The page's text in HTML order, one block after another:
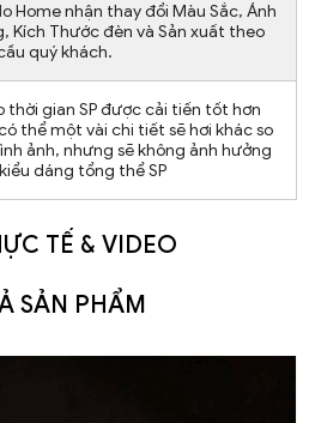
Home nhận thay đổi Màu Sắc, Ánh
Kích Thước đèn và Sản xuất theo
quý khách.
thời gian SP được cải tiến tốt hơn
thể một vài chi tiết sẽ hơi khác so
ảnh, nhưng sẽ không ảnh hưởng
dáng tổng thể SP
TẾ & VIDEO
SẢN PHẨM